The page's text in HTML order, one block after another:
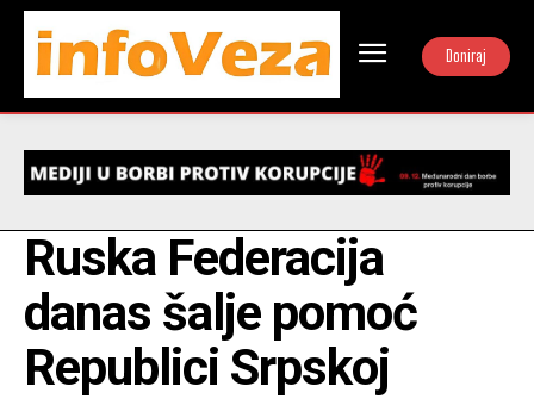
Doniraj
Ruska Federacija
danas šalje pomoć
Republici Srpskoj